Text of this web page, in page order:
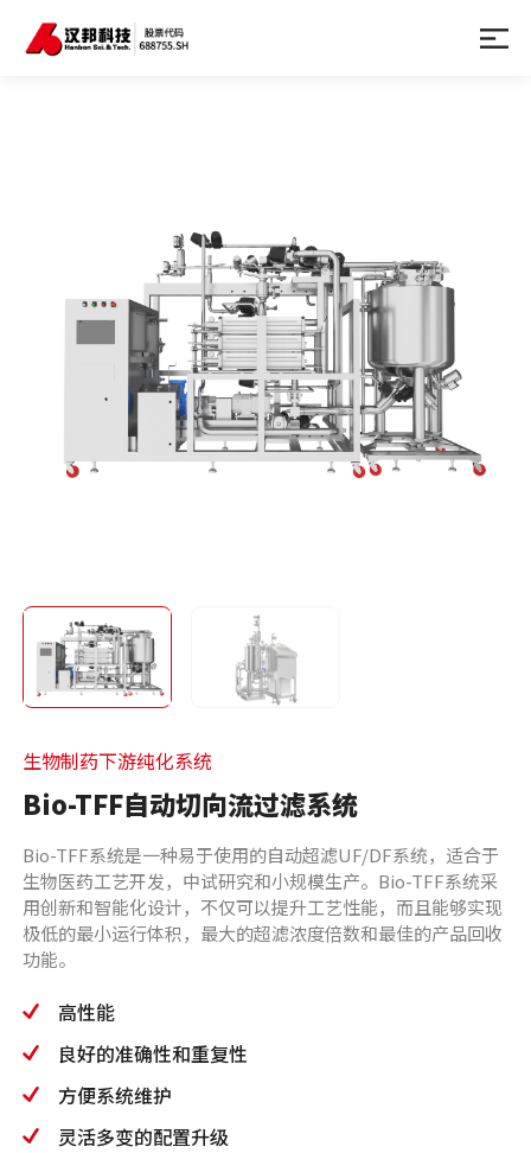
生物制药下游纯化系统
Bio-TFF自动切向流过滤系统
Bio-TFF系统是一种易于使用的自动超滤UF/DF系统，适合于
生物医药工艺开发，中试研究和小规模生产。Bio-TFF系统采
用创新和智能化设计，不仅可以提升工艺性能，而且能够实现
极低的最小运行体积，最大的超滤浓度倍数和最佳的产品回收
功能。
高性能
良好的准确性和重复性
方便系统维护
灵活多变的配置升级